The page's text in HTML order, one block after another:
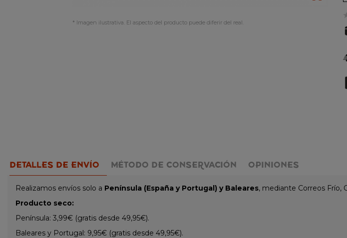
* Imagen ilustrativa. El aspecto del producto puede diferir del real.
DETALLES DE ENVÍO MÉTODO DE CONSERVACIÓN OPINIONES
Realizamos envíos solo a Península (España y Portugal) y Baleares, mediante Correos Frío,
Producto seco:
Península: 3,99€ (gratis desde 49,95€).
Baleares y Portugal: 9,95€ (gratis desde 49,95€).